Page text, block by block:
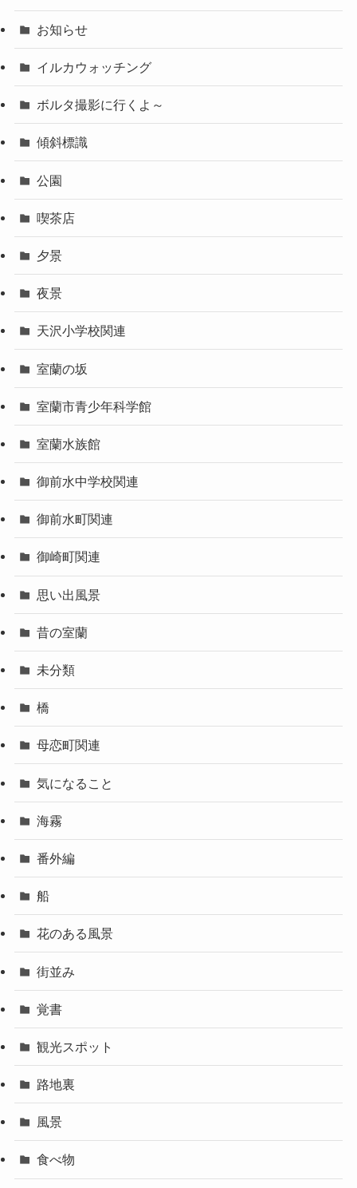
お知らせ
イルカウォッチング
ボルタ撮影に行くよ～
傾斜標識
公園
喫茶店
夕景
夜景
天沢小学校関連
室蘭の坂
室蘭市青少年科学館
室蘭水族館
御前水中学校関連
御前水町関連
御崎町関連
思い出風景
昔の室蘭
未分類
橋
母恋町関連
気になること
海霧
番外編
船
花のある風景
街並み
覚書
観光スポット
路地裏
風景
食べ物